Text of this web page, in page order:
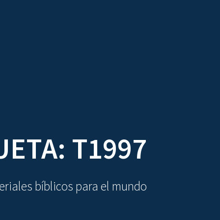
T1997
bíblicos para el mundo